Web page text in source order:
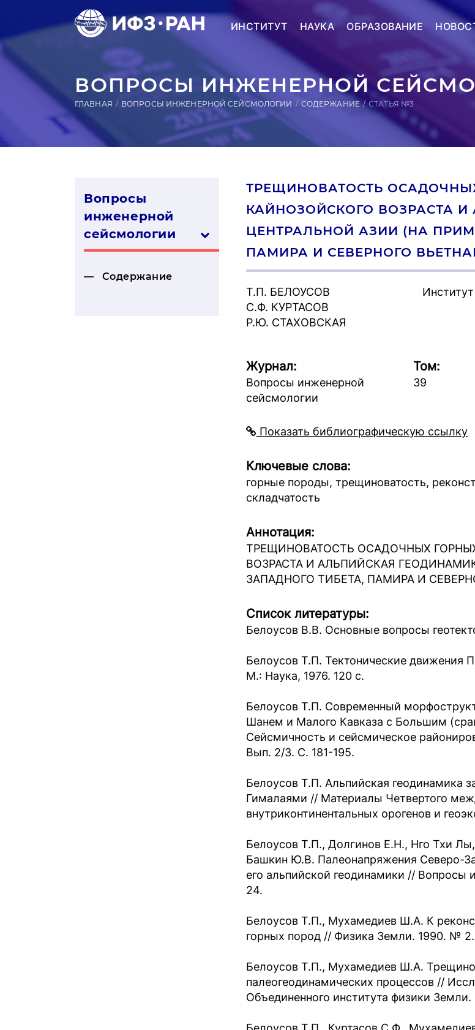
ИНСТИТУТ НАУКА ОБРАЗОВАНИЕ
ВОПРОСЫ ИНЖЕНЕРНОЙ
ГЛАВНАЯ ВОПРОСЫ ИНЖЕНЕРНОЙ СЕЙСМОЛОГИИ СОДЕРЖАНИЕ СТАТЬЯ №3
Вопросы
инженерной
сей­смо­логии
Содержание
ТРЕЩИНОВАТОСТЬ
КАЙНОЗОЙСКОГО ВОЗРАСТА
ЦЕНТРАЛЬНОЙ АЗИИ (НА
ПАМИРА И СЕВЕРНОГО
Т.П. БЕЛОУСОВ
С.Ф. КУРТАСОВ
Р.Ю. СТАХОВСКАЯ
Журнал:
Вопросы инженерной
сейсмологии
Том:
39
Показать библиографическую ссылку
Ключевые слова:
горные породы, трещиноватость,
складчатость
Аннотация:
ТРЕЩИНОВАТОСТЬ ОСАДОЧНЫХ
ВОЗРАСТА И АЛЬПИЙСКАЯ
ЗАПАДНОГО ТИБЕТА, ПАМИРА И
Список литературы:
Белоусов В.В. Основные вопросы
Белоусов Т.П. Тектонические движения
М.: Наука, 1976. 120 с.
Белоусов Т.П. Современный
Шанем и Малого Кавказа с Большим
Сейсмичность и сейсмическое
Вып. 2/3. С. 181-195.
Белоусов Т.П. Альпийская геодинамика
Гималаями // Материалы Четвертого
внутриконтинентальных орогенов и
Белоусов Т.П., Долгинов Е.Н., Нго Тхи
Башкин Ю.В. Палеонапряжения Северо-
его альпийской геодинамики //
24.
Белоусов Т.П., Мухамедиев Ш.А. К
горных пород // Физика Земли. 1990. №
Белоусов Т.П., Мухамедиев Ш.А.
палеогеодинамических процессов //
Объединенного института физики